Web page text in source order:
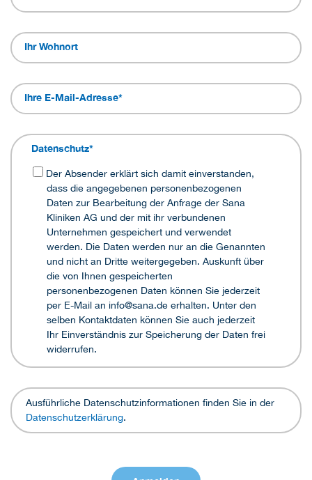
Ihr Wohnort
Ihre E-Mail-Adresse*
Datenschutz*
dass die angegebenen personenbezogenen
Daten zur Bearbeitung der Anfrage der Sana
Kliniken AG und der mit ihr verbundenen
Unternehmen gespeichert und verwendet
werden. Die Daten werden nur an die Genannten
und nicht an Dritte weitergegeben. Auskunft über
die von Ihnen gespeicherten
personenbezogenen Daten können Sie jederzeit
per E-Mail an info@sana.de erhalten. Unter den
selben Kontaktdaten können Sie auch jederzeit
Ihr Einverständnis zur Speicherung der Daten frei
widerrufen.
Ausführliche Datenschutzinformationen finden Sie in der
Datenschutzerklärung.